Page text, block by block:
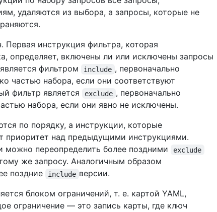
удаляются из выбора, а запросы, которые не
инструкция фильтра, которая
определяет, включены ли или исключены запросы
фильтром
include , первоначально
частью набора, если они соответствуют
фильтр является exclude , первоначально
набора, если они явно не исключены.
по порядку, а инструкции, которые
приоритет над предыдущими инструкциями.
можно переопределить более поздними exclude
же запросу. Аналогичным образом
поздние include версии.
блоком ограничений, т. е. картой YAML,
ограничение — это запись карты, где ключ